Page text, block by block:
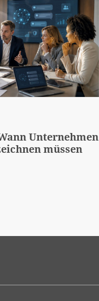
Unternehmen
müssen